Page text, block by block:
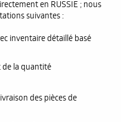
en RUSSIE ; nous
suivantes :
inventaire détaillé basé
de la quantité
des pièces de